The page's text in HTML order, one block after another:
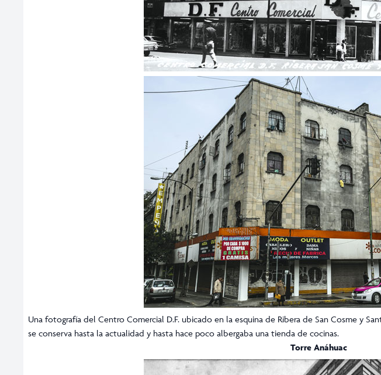
Una fotografía del Centro Comercial D.F. ubicado en la esquina de Ribera de San Cosme y
se conserva hasta la actualidad y hasta hace poco albergaba una tienda de cocinas.
Torre Anáhuac